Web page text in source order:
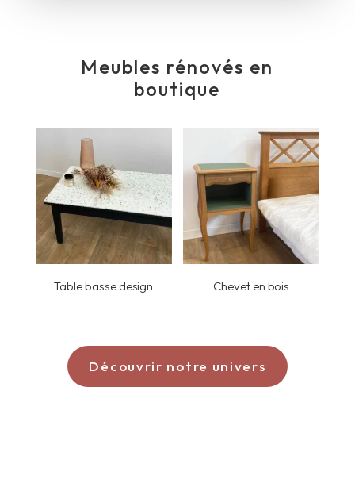
Meubles rénovés en
boutique
Table basse design Chevet en bois
Découvrir notre univers